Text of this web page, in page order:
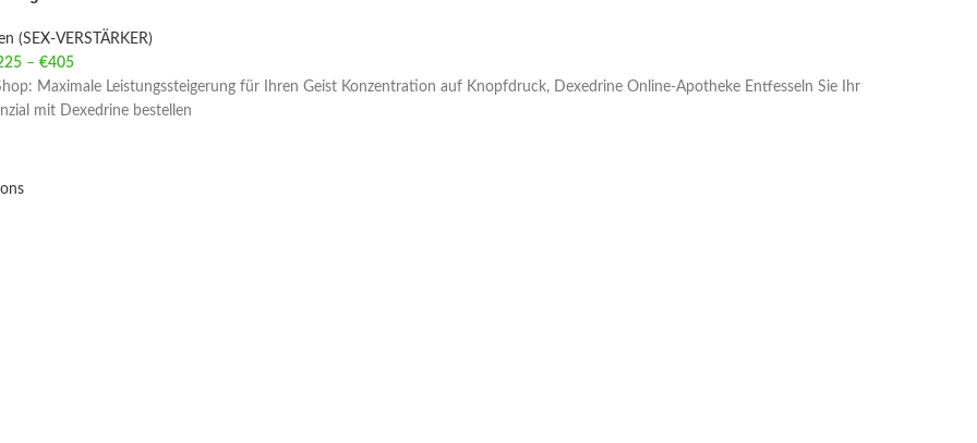
(SEX-VERSTÄRKER)
– €405Price range: €225 through €405
Maximale Leistungssteigerung für Ihren Geist Konzentration auf Knopfdruck, Dexedrine Online-Apotheke Entfesseln Sie Ihr
mit Dexedrine bestellen